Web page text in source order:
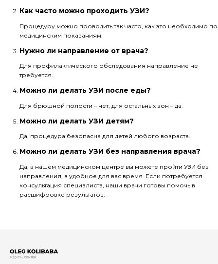
Как часто можно проходить УЗИ?
Процедуру можно проводить так часто, как это необходимо по
медицинским показаниям.
Нужно ли направление от врача?
Для профилактического обследования направление не
требуется.
Можно ли делать УЗИ после еды?
Для брюшной полости – нет, для остальных зон – да.
Можно ли делать УЗИ детям?
Да, процедура безопасна для детей любого возраста.
Можно ли делать УЗИ без направления врача?
Да, в нашем медицинском центре вы можете пройти УЗИ без
направления, в удобное для вас время. Если потребуется
консультация специалиста, наши врачи готовы помочь в
расшифровке результатов.